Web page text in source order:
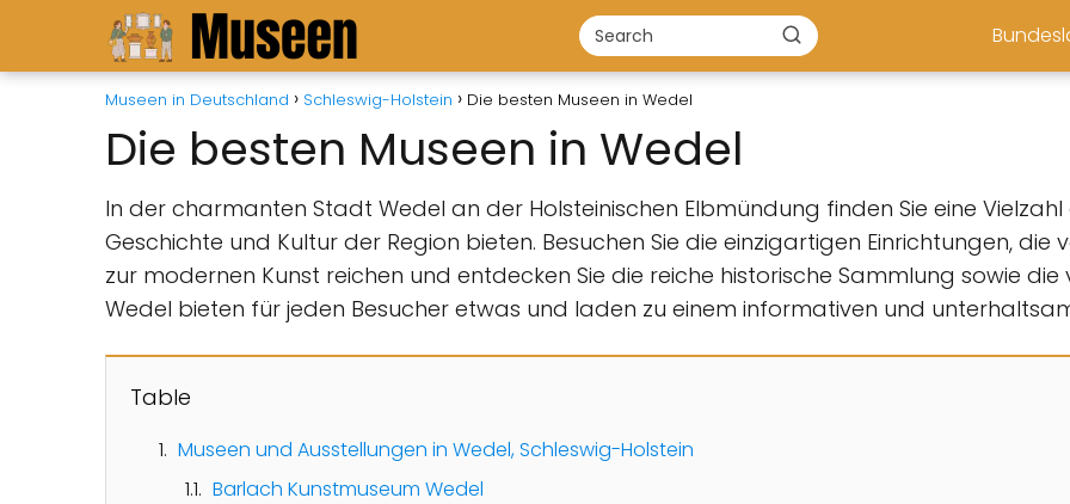
Museen in Deutschland Schleswig-Holstein Die besten Museen in Wedel
Die besten Museen in Wedel
In der charmanten Stadt Wedel an der Holsteinischen Elbmündung finden Sie eine Vielzahl
Geschichte und Kultur der Region bieten. Besuchen Sie die einzigartigen Einrichtungen,
zur modernen Kunst reichen und entdecken Sie die reiche historische Sammlung sowie die
Wedel bieten für jeden Besucher etwas und laden zu einem informativen und
Table
Museen und Ausstellungen in Wedel, Schleswig-Holstein
Barlach Kunstmuseum Wedel